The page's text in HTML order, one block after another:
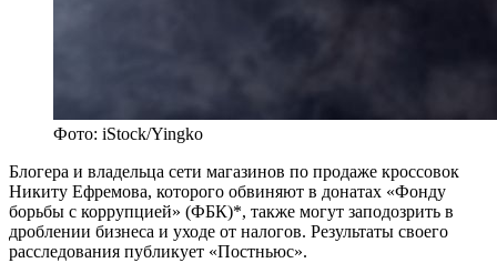
Фото: iStock/Yingko
Блогера и владельца сети магазинов по продаже кроссовок
Никиту Ефремова, которого обвиняют в донатах «Фонду
борьбы с коррупцией» (ФБК)*, также могут заподозрить в
дроблении бизнеса и уходе от налогов. Результаты своего
расследования публикует «Постньюс».